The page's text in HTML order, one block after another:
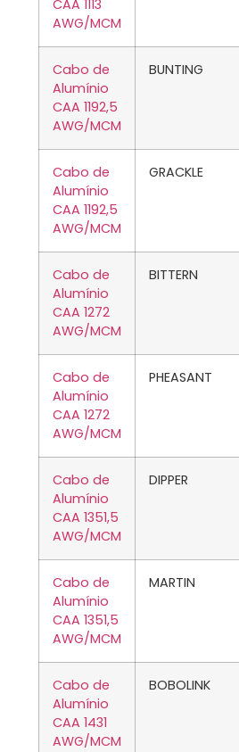
CAA 1113
AWG/MCM
Cabo de
Alumínio
CAA 1192,5
AWG/MCM
BUNTING
Cabo de
Alumínio
CAA 1192,5
AWG/MCM
GRACKLE
Cabo de
Alumínio
CAA 1272
AWG/MCM
BITTERN
Cabo de
Alumínio
CAA 1272
AWG/MCM
PHEASANT
Cabo de
Alumínio
CAA 1351,5
AWG/MCM
DIPPER
Cabo de
Alumínio
CAA 1351,5
AWG/MCM
MARTIN
Cabo de
Alumínio
CAA 1431
AWG/MCM
BOBOLINK